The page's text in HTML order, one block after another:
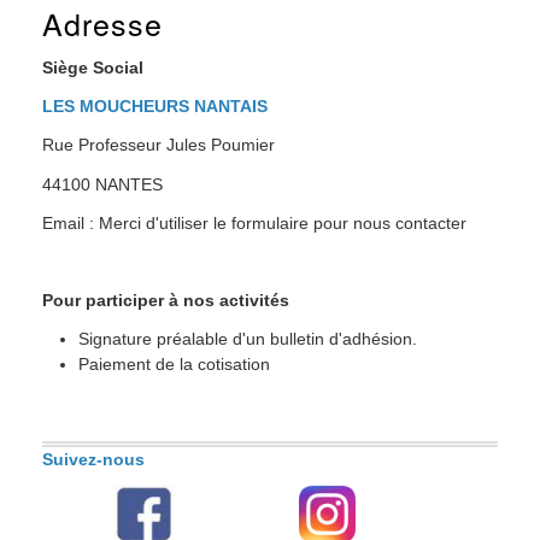
Adresse
Siège Social
LES MOUCHEURS NANTAIS
Rue Professeur Jules Poumier
44100 NANTES
Email : Merci d'utiliser le formulaire pour nous contacter
Pour participer à nos activités
Signature préalable d'un bulletin d'adhésion.
Paiement de la cotisation
Suivez-nous